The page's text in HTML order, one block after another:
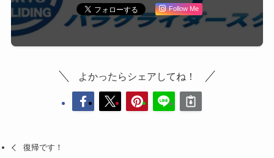
Follow Me
よかったらシェアしてね！
復帰です！